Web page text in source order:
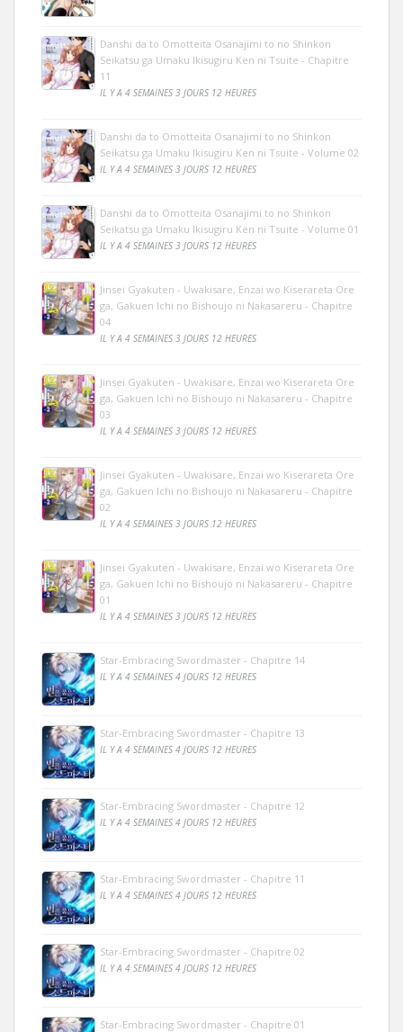
Danshi da to Omotteita Osanajimi to no Shinkon
Seikatsu ga Umaku Ikisugiru Ken ni Tsuite - Chapitre
11
IL Y A 4 SEMAINES 3 JOURS 12 HEURES
Danshi da to Omotteita Osanajimi to no Shinkon
Seikatsu ga Umaku Ikisugiru Ken ni Tsuite - Volume 02
IL Y A 4 SEMAINES 3 JOURS 12 HEURES
Danshi da to Omotteita Osanajimi to no Shinkon
Seikatsu ga Umaku Ikisugiru Ken ni Tsuite - Volume 01
IL Y A 4 SEMAINES 3 JOURS 12 HEURES
Jinsei Gyakuten - Uwakisare, Enzai wo Kiserareta Ore
ga, Gakuen Ichi no Bishoujo ni Nakasareru - Chapitre
04
IL Y A 4 SEMAINES 3 JOURS 12 HEURES
Jinsei Gyakuten - Uwakisare, Enzai wo Kiserareta Ore
ga, Gakuen Ichi no Bishoujo ni Nakasareru - Chapitre
03
IL Y A 4 SEMAINES 3 JOURS 12 HEURES
Jinsei Gyakuten - Uwakisare, Enzai wo Kiserareta Ore
ga, Gakuen Ichi no Bishoujo ni Nakasareru - Chapitre
02
IL Y A 4 SEMAINES 3 JOURS 12 HEURES
Jinsei Gyakuten - Uwakisare, Enzai wo Kiserareta Ore
ga, Gakuen Ichi no Bishoujo ni Nakasareru - Chapitre
01
IL Y A 4 SEMAINES 3 JOURS 12 HEURES
Star-Embracing Swordmaster - Chapitre 14
IL Y A 4 SEMAINES 4 JOURS 12 HEURES
Star-Embracing Swordmaster - Chapitre 13
IL Y A 4 SEMAINES 4 JOURS 12 HEURES
Star-Embracing Swordmaster - Chapitre 12
IL Y A 4 SEMAINES 4 JOURS 12 HEURES
Star-Embracing Swordmaster - Chapitre 11
IL Y A 4 SEMAINES 4 JOURS 12 HEURES
Star-Embracing Swordmaster - Chapitre 02
IL Y A 4 SEMAINES 4 JOURS 12 HEURES
Star-Embracing Swordmaster - Chapitre 01